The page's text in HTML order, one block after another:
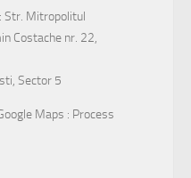
Str. Mitropolitul
Costache nr. 22,
Sector 5
Maps : Process